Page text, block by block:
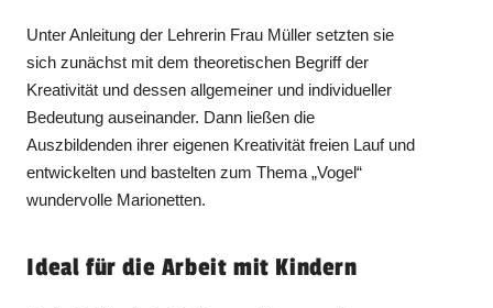
Unter Anleitung der Lehrerin Frau Müller setzten sie
sich zunächst mit dem theoretischen Begriff der
Kreativität und dessen allgemeiner und individueller
Bedeutung auseinander. Dann ließen die
Auszbildenden ihrer eigenen Kreativität freien Lauf und
entwickelten und bastelten zum Thema „Vogel“
wundervolle Marionetten.
Ideal für die Arbeit mit Kindern